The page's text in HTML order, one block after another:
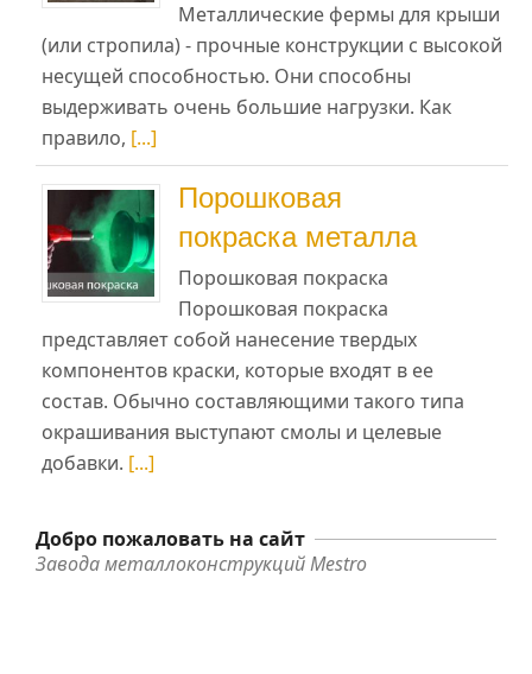
Металлические фермы для крыши
(или стропила) - прочные конструкции с высокой
несущей способностью. Они способны
выдерживать очень большие нагрузки. Как
правило, [...]
Порошковая
покраска металла
Порошковая покраска
Порошковая покраска
представляет собой нанесение твердых
компонентов краски, которые входят в ее
состав. Обычно составляющими такого типа
окрашивания выступают смолы и целевые
добавки. [...]
Добро пожаловать на сайт
Завода металлоконструкций Mestro